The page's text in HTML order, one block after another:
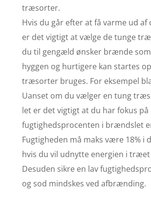
træsorter.
Hvis du går efter at få varme ud
er det vigtigt at vælge de tunge
du til gengæld ønsker brænde
hyggen og hurtigere kan startes
træsorter bruges. For eksempel
Uanset om du vælger en tung
let er det vigtigt at du har fokus på
fugtighedsprocenten i brændslet
Fugtigheden må maks være 18% i
hvis du vil udnytte energien i
Desuden sikre en lav
og sod mindskes ved afbrænding.